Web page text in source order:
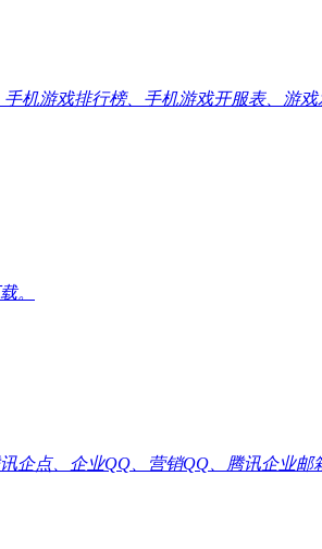
机游戏排行榜、手机游戏开服表、游
。
点、企业QQ、营销QQ、腾讯企业邮